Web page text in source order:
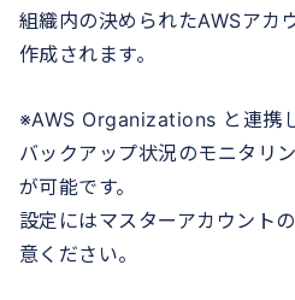
組織内の決められたAWSアカ
作成されます。
※AWS Organizations と連携
バックアップ状況のモニタリ
が可能です。
設定にはマスターアカウント
意ください。